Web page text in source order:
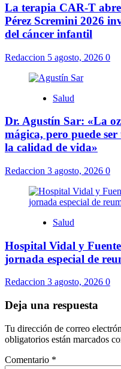
La terapia CAR-T abre
Pérez Scremini 2026
del cáncer infantil
Redaccion 5 agosto, 2026 0
Salud
Dr. Agustín Sar: «La
mágica, pero puede
la calidad de vida»
Redaccion 3 agosto, 2026 0
Salud
Hospital Vidal y
jornada especial de
Redaccion 3 agosto, 2026 0
Deja una respuesta
Tu dirección de correo
obligatorios están marcados
Comentario *